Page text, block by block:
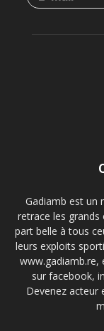
Gadiamb est un
retrace les grands
part belle à tous
leurs exploits
www.gadiamb.re,
sur facebook,
Devenez acteur